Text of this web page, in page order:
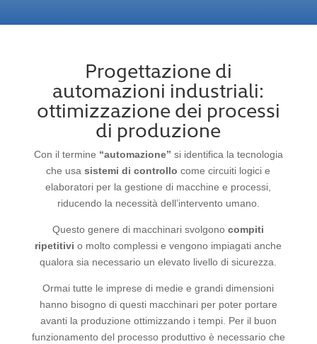
Progettazione di
automazioni industriali:
ottimizzazione dei processi
di produzione
Con il termine “automazione” si identifica la tecnologia
che usasistemi di controllo come circuiti logici e
elaboratori per la gestione di macchine e processi,
riducendo la necessità dell’intervento umano.
Questo genere di macchinari svolgonocompiti
ripetitivi o molto complessi e vengono impiagati anche
qualora sia necessario un elevato livello di sicurezza.
Ormai tutte le imprese di medie e grandi dimensioni
hanno bisogno di questi macchinari per poter portare
avanti la produzione ottimizzando i tempi. Per il buon
funzionamento del processo produttivo è necessario che